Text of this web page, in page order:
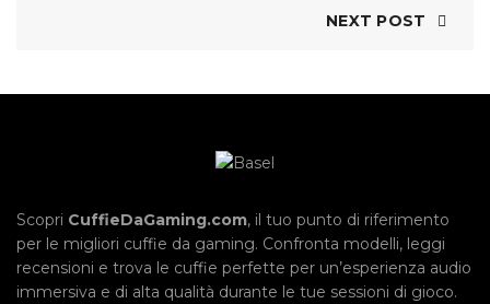
NEXT POST
Scopri CuffieDaGaming.com, il tuo punto di riferimento
per le migliori cuffie da gaming. Confronta modelli, leggi
recensioni e trova le cuffie perfette per un’esperienza audio
immersiva e di alta qualità durante le tue sessioni di gioco.